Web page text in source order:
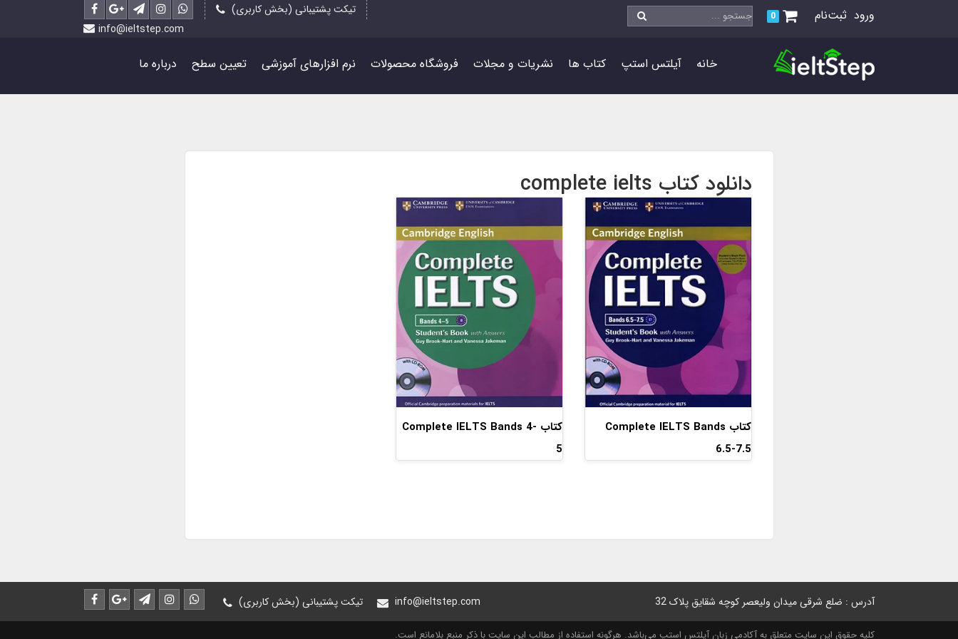
ورود ثبت‌نام 0
تیکت پشتیبانی (بخش کاربری)
info@ieltstep.com
خانه آیلتس استپ کتاب ها نشریات و مجلات فروشگاه محصولات نرم افزارهای آموزشی تعیین سطح درباره ما
دانلود کتاب complete ielts
کتاب Complete IELTS Bands
6.5-7.5
کتاب Complete IELTS Bands 4-
5
آدرس : ضلع شرقی میدان ولیعصر کوچه شقایق پلاک 32 تیکت پشتیبانی (بخش کاربری) info@ieltstep.com
کلیه حقوق این سایت متعلق به آکادمی زبان آیلتس استپ می‌باشد. هرگونه استفاده از مطالب این سایت با ذکر منبع بلامانع است.